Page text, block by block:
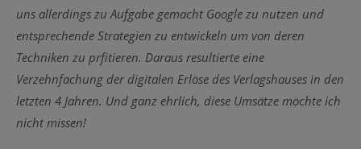
uns allerdings zu Aufgabe gemacht Google zu nutzen und
entsprechende Strategien zu entwickeln um von deren
Techniken zu prfitieren. Daraus resultierte eine
Verzehnfachung der digitalen Erlöse des Verlagshauses in den
letzten 4 Jahren. Und ganz ehrlich, diese Umsätze möchte ich
nicht missen!